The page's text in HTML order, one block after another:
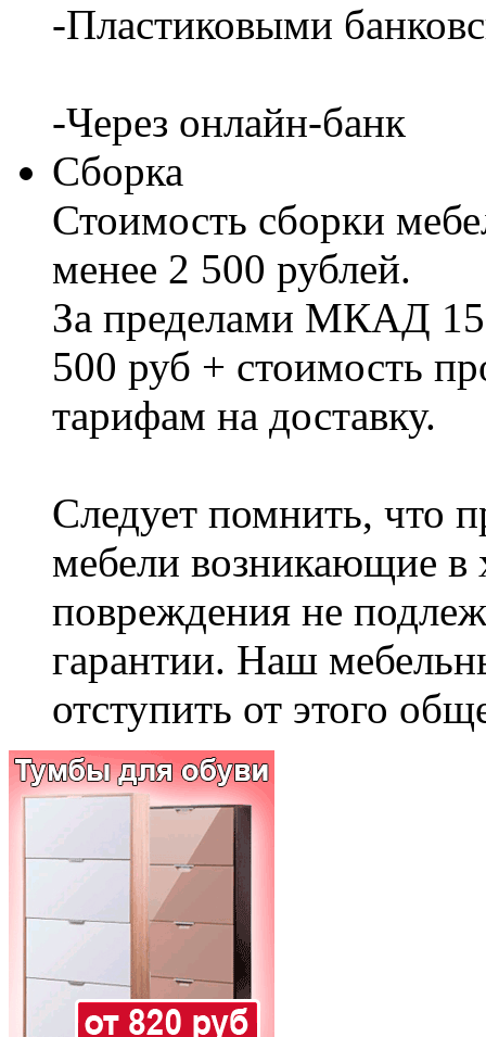
-Пластиковыми
-Через онлайн-банк
Сборка
Стоимость сборки
менее 2 500 рублей.
За пределами МКАД
500 руб + стоимость
тарифам на доставку.
Следует помнить, что
мебели возникающие в
повреждения не
гарантии. Наш
отступить от этого